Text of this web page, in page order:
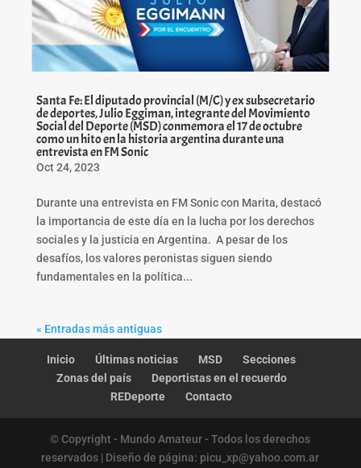
Santa Fe: El diputado provincial (M/C) y ex subsecretario
de deportes, Julio Eggiman, integrante del Movimiento
Social del Deporte (MSD) conmemora el 17 de octubre
como un hito en la historia argentina durante una
entrevista en FM Sonic
Oct 24, 2023
Durante una entrevista en FM Sonic con Marita, destacó
la importancia de este día en la lucha por los derechos
sociales y la justicia en Argentina. A pesar de los
desafíos, los valores peronistas siguen siendo
fundamentales en la política...
« Entradas más antiguas
Inicio Últimas noticias MSD
Secciones
Zonas del país
Deportistas en el recuerdo
REDeporte
Contacto
© Copyright - Mundo Amateur - Todos los derechos
reservados | Diseño de página: picu_xp@yahoo.com.ar